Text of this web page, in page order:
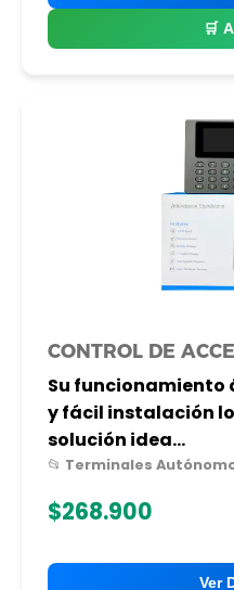
🛒
CONTROL DE
Su
y fácil instalación
solución idea...
📂 Terminales
$268.900
Ver